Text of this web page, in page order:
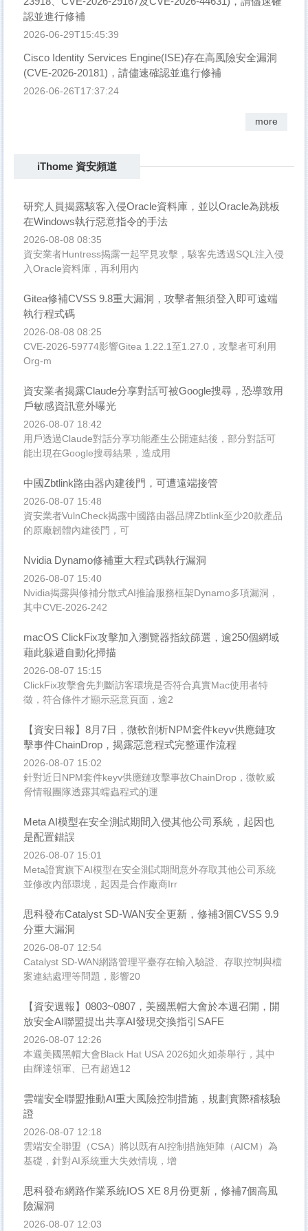
認並進行修補
2026-06-29T15:45:39
Cisco Identity Services Engine(ISE)存在高風險安全漏洞
(CVE-2026-20181)，請儘速確認並進行修補
2026-06-26T17:37:24
more
iThome 資安頻道
研究人員揭露駭客入侵Oracle資料庫，並以Oracle為跳板
在Windows執行惡意指令的手法
2026-08-08 08:35
資安業者Huntress揭露一起罕見攻擊，駭客先透過SQL注入侵
入Oracle資料庫，再利用內
Gitea修補CVSS 9.8重大漏洞，攻擊者無須登入即可遠端
執行程式碼
2026-08-08 08:25
CVE-2026-59774影響Gitea 1.22.1至1.27.0，攻擊者可利用
Org-m
資安業者揭露Claude分享對話可被Google搜尋，恐導致用
戶敏感資訊意外曝光
2026-08-07 18:42
用戶透過Claude對話分享功能產生公開連結後，部分對話可
能出現在Google搜尋結果，造成用
中國Zbtlink路由器內建後門，可遭遠端接管
2026-08-07 15:48
資安業者VulnCheck揭露中國路由器品牌Zbtlink至少20款產品
的原廠韌體內建後門，可
Nvidia Dynamo修補重大程式碼執行漏洞
2026-08-07 15:40
Nvidia揭露與修補分散式AI推論服務框架Dynamo多項漏洞，
其中CVE-2026-242
macOS ClickFix攻擊加入瀏覽器指紋篩選，逾250個網域
藉此躲避自動化掃描
2026-08-07 15:15
ClickFix攻擊會先判斷訪客環境是否符合真實Mac使用者特
徵，符合條件才顯示惡意頁面，逾2
【資安日報】8月7日，微軟剖析NPM套件keyv供應鏈攻
擊事件ChainDrop，揭露惡意程式完整運作流程
2026-08-07 15:02
針對近日NPM套件keyv供應鏈攻擊事故ChainDrop，微軟威
脅情報團隊透露其蠕蟲程式的運
Meta AI模型在安全測試期間入侵其他公司系統，起因也
是配置錯誤
2026-08-07 15:01
Meta證實旗下AI模型在安全測試期間意外存取其他公司系統
並修改內部環境，起因是合作廠商Irr
思科發布Catalyst SD-WAN安全更新，修補3個CVSS 9.9
分重大漏洞
2026-08-07 12:54
Catalyst SD-WAN網路管理平臺存在輸入驗證、存取控制與檔
案連結處理等問題，影響20
【資安週報】0803~0807，美國黑帽大會於本週召開，開
放安全AI聯盟提出共享AI發現交換指引SAFE
2026-08-07 12:26
本週美國黑帽大會Black Hat USA 2026如火如荼舉行，其中
由輝達領軍、已有超過12
雲端安全聯盟推動AI重大風險控制措施，規劃實際稽核驗
證
2026-08-07 12:18
雲端安全聯盟（CSA）將以既有AI控制措施矩陣（AICM）為
基礎，針對AI系統重大失效情境，增
思科發布網路作業系統IOS XE 8月份更新，修補7個高風
險漏洞
2026-08-07 12:03